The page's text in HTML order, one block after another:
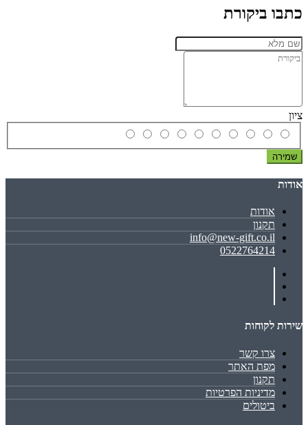
כתבו ביקורת
ציון
שמירה
אודות
אודות
תקנון
info@new-gift.co.il
0522764214
שירות לקוחות
צרו קשר
מפת האתר
תקנון
מדיניות הפרטיות
ביטולים